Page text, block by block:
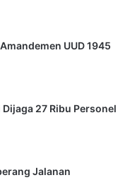
UUD 1945
27 Ribu Personel
Jalanan